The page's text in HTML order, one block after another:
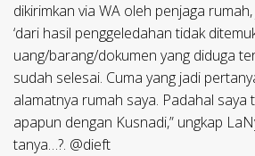
dikirimkan via WA oleh penjaga
‘dari hasil penggeledahan tidak
uang/barang/dokumen yang diduga
sudah selesai. Cuma yang jadi
alamatnya rumah saya. Padahal saya
apapun dengan Kusnadi,” ungkap
tanya…?. @dieft